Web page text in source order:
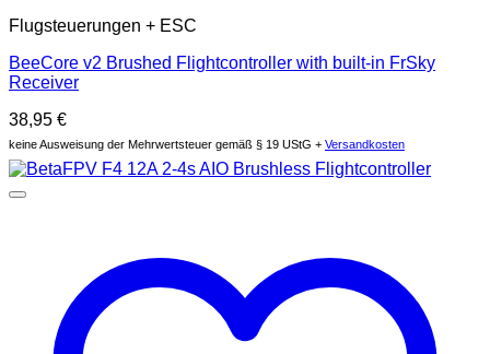
Flugsteuerungen + ESC
BeeCore v2 Brushed Flightcontroller with built-in FrSky
Receiver
38,95 €
keine Ausweisung der Mehrwertsteuer gemäß § 19 UStG + Versandkosten